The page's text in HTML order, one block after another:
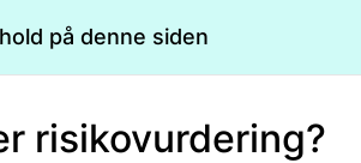
på denne siden
risikovurdering?